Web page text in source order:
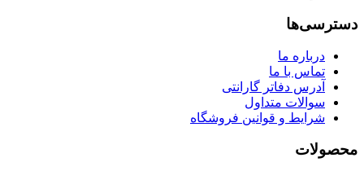
دسترسی‌ها
درباره ما
تماس با ما
آدرس دفاتر گارانتی
سوالات متداول
شرایط و قوانین فروشگاه
محصولات